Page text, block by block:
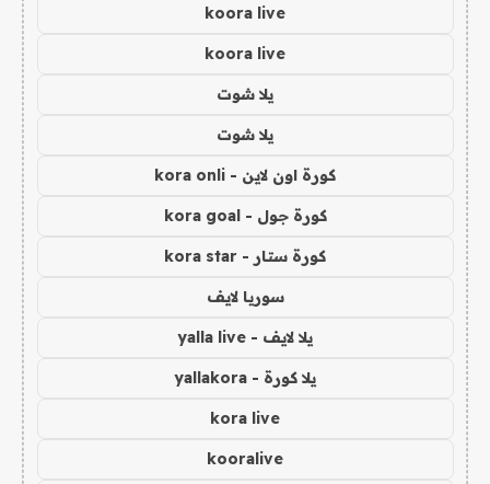
koora live
koora live
يلا شوت
يلا شوت
كورة اون لاين - kora onli
كورة جول - kora goal
كورة ستار - kora star
سوريا لايف
يلا لايف - yalla live
يلا كورة - yallakora
kora live
kooralive